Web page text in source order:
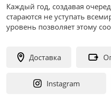
Каждый год, создавая
стараются не уступать
уровень позволяет этому
Доставка
Instagram